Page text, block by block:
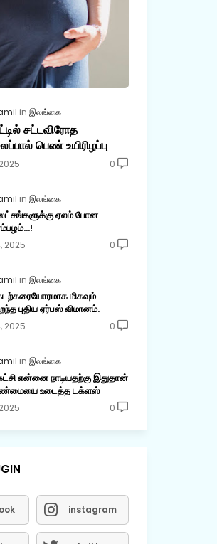
இலங்கை
சட்டவிரோத
பெண் உயிரிழப்பு
0
இலங்கை
ஏலம் போன
2025 0
இலங்கை
மிகவும்
புதிய ஏர்பஸ் விமானம்.
2025 0
இலங்கை
என்னை நாடியதற்கு இதுதான்
உடைத்த டக்ளஸ்
0
instagram